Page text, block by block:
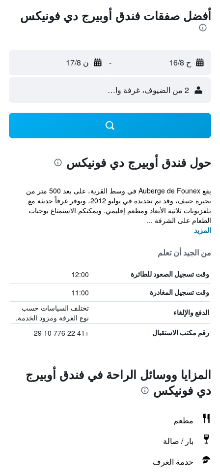
أفضل صفقات فندق أوبيرج دي فونيكس
ح 16/8 - ن 17/8
2 من الضيوف، غرفة واحدة
حول فندق أوبيرج دي فونيكس
يقع Auberge de Founex في وسط القرية، على بعد 500 متر من
بحيرة جنيف، وقد تم تجديده في يوليو 2012، ويوفر غرفاً حديثة مع
تلفزيونات ثلاثية الأبعاد ومطعم إقليمي. ويمكنكم الاستمتاع بوجبات
الطعام على الشرفة ...
المزيد
من الجيد أن تعلم
وقت تسجيل الصعود للطائرة 12:00
وقت تسجيل المغادرة 11:00
الدفع والإلغاء
تختلف السياسات حسب
نوع الغرفة ومزود الخدمة.
رقم مكتب الاستقبال +41 22 776 10 29
المزايا ووسائل الراحة في فندق أوبيرج
دي فونيكس
مطعم
بار / صالة
خدمة الغرف